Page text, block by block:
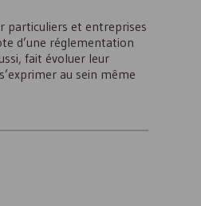
particuliers et entreprises
d’une réglementation
fait évoluer leur
au sein même